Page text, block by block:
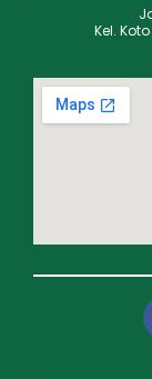
Kel.